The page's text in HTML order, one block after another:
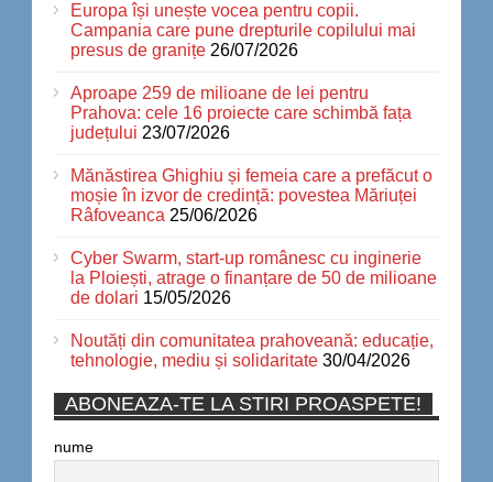
Europa își unește vocea pentru copii.
Campania care pune drepturile copilului mai
presus de granițe 26/07/2026
Aproape 259 de milioane de lei pentru
Prahova: cele 16 proiecte care schimbă fața
județului 23/07/2026
Mănăstirea Ghighiu și femeia care a prefăcut o
moșie în izvor de credință: povestea Măriuței
Râfoveanca 25/06/2026
Cyber Swarm, start-up românesc cu inginerie
la Ploiești, atrage o finanțare de 50 de milioane
de dolari 15/05/2026
Noutăți din comunitatea prahoveană: educație,
tehnologie, mediu și solidaritate 30/04/2026
ABONEAZA-TE LA STIRI PROASPETE!
nume